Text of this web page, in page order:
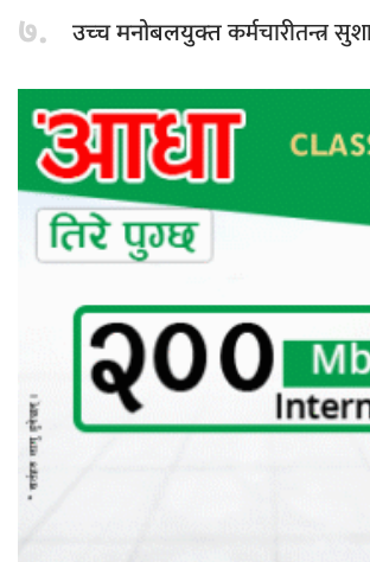
७. उच्च मनोबलयुक्तकर्मचारीतन्त्र